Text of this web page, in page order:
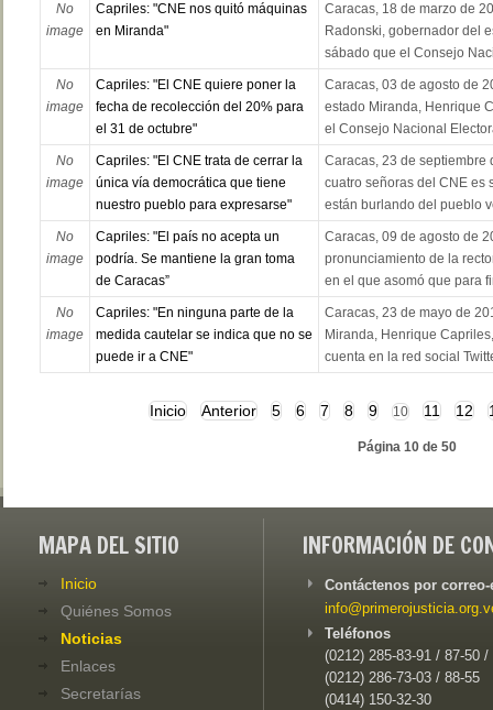
No
image
Capriles: "CNE nos quitó máquinas
en Miranda"
Caracas, 18 de marzo de
Radonski, gobernador del
sábado que el Consejo
No
image
Capriles: "El CNE quiere poner la
fecha de recolección del 20% para
el 31 de octubre"
Caracas, 03 de agosto de
estado Miranda, Henrique
el Consejo Nacional
No
image
Capriles: "El CNE trata de cerrar la
única vía democrática que tiene
nuestro pueblo para expresarse"
Caracas, 23 de septiembre
cuatro señoras del CNE es
están burlando del pueblo
No
image
Capriles: "El país no acepta un
podría. Se mantiene la gran toma
de Caracas”
Caracas, 09 de agosto de
pronunciamiento de la
en el que asomó que para
No
image
Capriles: "En ninguna parte de la
medida cautelar se indica que no se
puede ir a CNE"
Caracas, 23 de mayo de
Miranda, Henrique
cuenta en la red social
Inicio Anterior 5 6 7 8 9 10 11 12
Página 10 de 50
MAPA DEL SITIO
Inicio
Quiénes Somos
Noticias
Enlaces
Secretarías
INFORMACIÓN DE
Contáctenos por
Teléfonos
(0212) 285-83-91 / 87-50 /
(0212) 286-73-03 / 88-55
(0414) 150-32-30